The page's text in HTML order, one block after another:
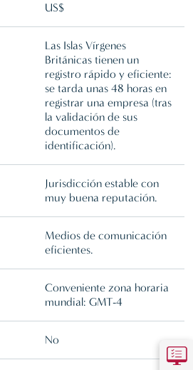
US$
Las Islas Vírgenes
Británicas tienen un
registro rápido y eficiente:
se tarda unas 48 horas en
registrar una empresa (tras
la validación de sus
documentos de
identificación).
Jurisdicción estable con
muy buena reputación.
Medios de comunicación
eficientes.
Conveniente zona horaria
mundial: GMT-4
No